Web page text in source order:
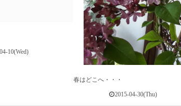
10(Wed)
春はどこへ・・・
2015-04-30(Thu)